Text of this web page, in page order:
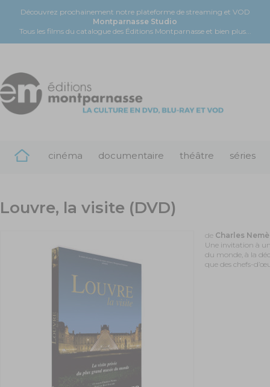
Découvrez prochainement notre plateforme de streaming et VOD
Montparnasse Studio
Tous les films du catalogue des Éditions Montparnasse et bien plus...
cinéma documentaire théâtre séries
Louvre, la visite (DVD)
de Charles
Une invitation à
du monde, à la
que des chefs-